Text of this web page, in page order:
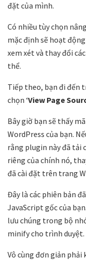
đặt của mình.
Có nhiều tùy chọn
mặc định sẽ hoạt
xem xét và thay đổi
thể.
Tiếp theo, bạn đi đến
chọn ‘View Page
Bây giờ bạn sẽ thấy
WordPress của bạn.
rằng plugin này đã tải
riêng của chính nó,
đã cài đặt trên trang
Đây là các phiên bản
JavaScript gốc của
lưu chúng trong bộ
minify cho trình duyệt.
Vô cùng đơn giản phải